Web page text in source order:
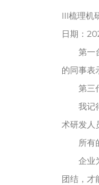
III梳理机
日期：
第一
的同事表
第三
我记
术研发人
所有
企业
团结，才